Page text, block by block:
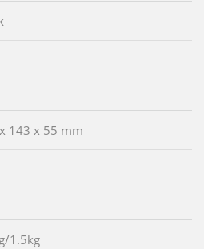
143 x 55 mm
1.5kg